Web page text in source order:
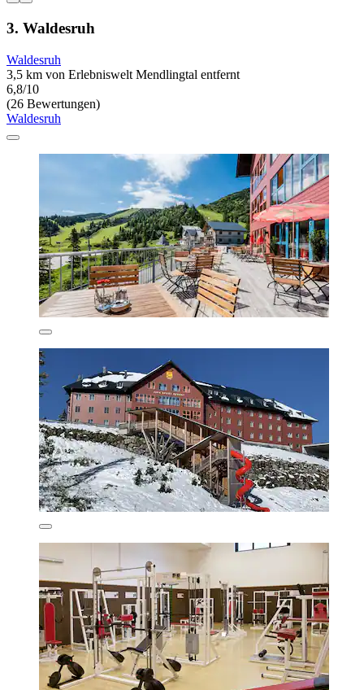
3. Waldesruh
Waldesruh
3,5 km von Erlebniswelt Mendlingtal entfernt
6,8/10
(26 Bewertungen)
Waldesruh